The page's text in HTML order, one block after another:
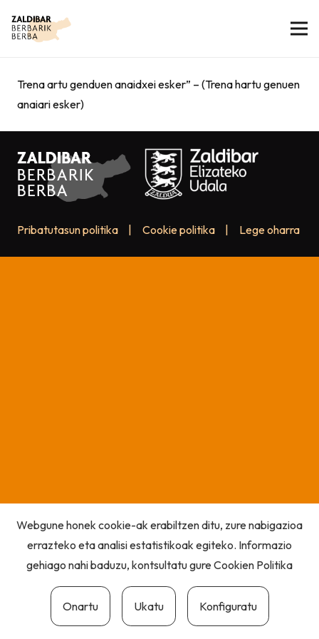
Trena artu genduen anaidxei esker” – (Trena hartu genuen
anaiari esker)
Pribatutasun politika Cookie politika Lege oharra
Webgune honek cookie-ak erabiltzen ditu, zure nabigazioa
errazteko eta analisi estatistikoak egiteko. Informazio
gehiago nahi baduzu, kontsultatu gureCookien Politika
Onartu Ukatu Konfiguratu